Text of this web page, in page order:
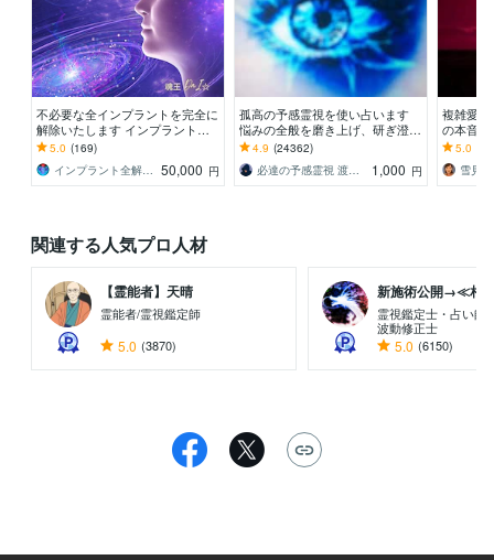
不必要な全インプラントを完全に
解除いたします インプラント全
解除創始者 × 魂の解放・カルマ浄
化・能力開花
5.0 (169)
インプラント全解除創始者｜魂王DaI⭐︎ 50,000 円
孤高の予感霊視を使い占います
悩みの全般を磨き上げ、研ぎ澄ま
した予感より霊視により導きます
4.9 (24362)
必達の予感霊視 渡邊 潤一
1,000 円
複雑愛
の本音
言葉を
5.0
雪見
関連する人気プロ人材
【霊能者】天晴
霊能者/霊視鑑定師
5.0 (3870)
新施術公開→≪相
霊視鑑定士・占い師
波動修正士
5.0 (6150)